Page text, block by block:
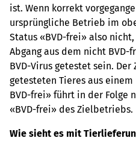
ist. Wenn korrekt
ursprüngliche Betrieb im
Status «BVD-frei» also
Abgang aus dem nicht
BVD-Virus getestet sein. Der
getesteten Tieres aus
BVD-frei» führt in der Folge
«BVD-frei» des Zielbetriebs.
Wie sieht es mit